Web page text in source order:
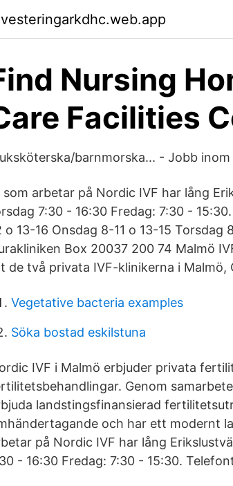
Nursing
Facilities
barnmorska... - Jobb
som arbetar på Nordic IVF har lång
7:30 - 16:30 Fredag: 7:30 -
o 13-16 Onsdag 8-11 o 13-15 Torsdag
Box 20037 200 74 Malmö
de två privata IVF-klinikerna i Malmö,
Vegetative bacteria examples
Söka bostad eskilstuna
IVF i Malmö erbjuder privata
Genom
landstingsfinansierad
och har ett modernt
på Nordic IVF har lång
- 16:30 Fredag: 7:30 - 15:30.